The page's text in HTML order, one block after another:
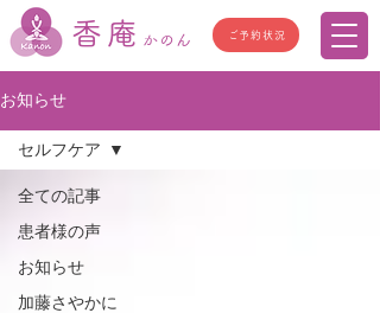
香庵 かのん ご予約状況
お知らせ
全ての記事
患者様の声
お知らせ
加藤さやかに
セルフケア